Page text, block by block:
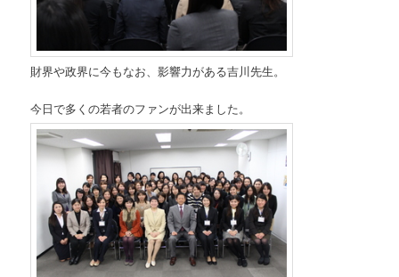
財界や政界に今もなお、影響力がある吉川先生。
今日で多くの若者のファンが出来ました。